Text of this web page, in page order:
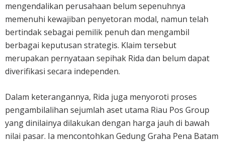
mengendalikan perusahaan belum sepenuhnya
memenuhi kewajiban penyetoran modal, namun telah
bertindak sebagai pemilik penuh dan mengambil
berbagai keputusan strategis. Klaim tersebut
merupakan pernyataan sepihak Rida dan belum dapat
diverifikasi secara independen.
Dalam keterangannya, Rida juga menyoroti proses
pengambilalihan sejumlah aset utama Riau Pos Group
yang dinilainya dilakukan dengan harga jauh di bawah
nilai pasar. Ia mencontohkan Gedung Graha Pena Batam